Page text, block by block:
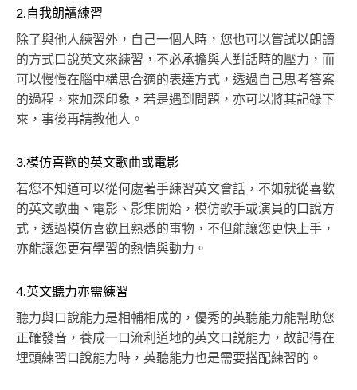
2.自我朗讀練習
除了與他人練習外，自己一個人時，您也可以嘗試以朗讀
的方式口說英文來練習，不必承擔與人對話時的壓力，而
可以慢慢在腦中構思合適的表達方式，透過自己思考答案
的過程，來加深印象，若是遇到問題，亦可以將其記錄下
來，事後再請教他人。
3.模仿喜歡的英文歌曲或電影
若您不知道可以從何處著手練習英文會話，不如就從喜歡
的英文歌曲、電影、影集開始，模仿歌手或演員的口說方
式，透過模仿喜歡且熟悉的事物，不但能讓您更快上手，
亦能讓您更有學習的熱情與動力。
4.英文聽力亦需練習
聽力與口說能力是相輔相成的，優秀的英聽能力能幫助您
正確發音，養成一口流利道地的英文口説能力，故記得在
埋頭練習口說能力時，英聽能力也是需要搭配練習的。